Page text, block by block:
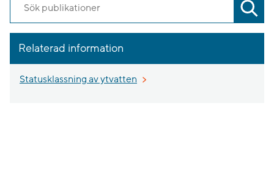
Relaterad information
Statusklassning av ytvatten